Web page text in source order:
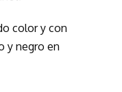
color y con
y negro en